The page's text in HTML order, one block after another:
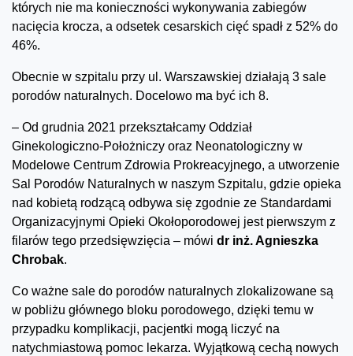
których nie ma konieczności wykonywania zabiegów
nacięcia krocza, a odsetek cesarskich cięć spadł z 52% do
46%.
Obecnie w szpitalu przy ul. Warszawskiej działają 3 sale
porodów naturalnych. Docelowo ma być ich 8.
– Od grudnia 2021 przekształcamy Oddział
Ginekologiczno-Położniczy oraz Neonatologiczny w
Modelowe Centrum Zdrowia Prokreacyjnego, a utworzenie
Sal Porodów Naturalnych w naszym Szpitalu, gdzie opieka
nad kobietą rodzącą odbywa się zgodnie ze Standardami
Organizacyjnymi Opieki Okołoporodowej jest pierwszym z
filarów tego przedsięwzięcia – mówi dr inż. Agnieszka
Chrobak.
Co ważne sale do porodów naturalnych zlokalizowane są
w pobliżu głównego bloku porodowego, dzięki temu w
przypadku komplikacji, pacjentki mogą liczyć na
natychmiastową pomoc lekarza. Wyjątkową cechą nowych